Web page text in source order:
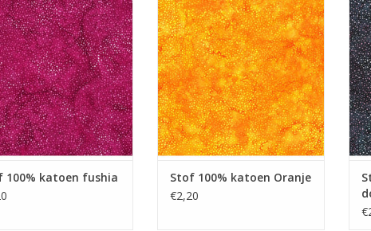
AAN WINKELWAGEN
100% katoen fushia
TOEVOEGEN AAN WINKELWAGEN
Stof 100% katoen Oranje
€2,20